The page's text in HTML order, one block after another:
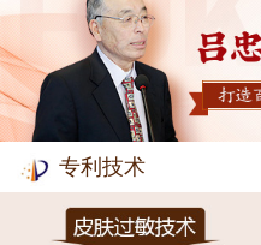
专利技术